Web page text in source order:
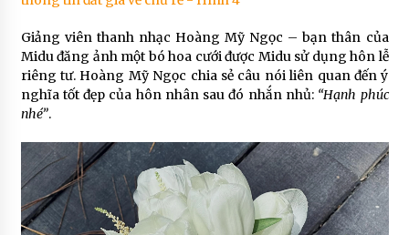
Giảng viên thanh nhạc Hoàng Mỹ Ngọc – bạn thân của
Midu đăng ảnh một bó hoa cưới được Midu sử dụng hôn lễ
riêng tư. Hoàng Mỹ Ngọc chia sẻ câu nói liên quan đến ý
nghĩa tốt đẹp của hôn nhân sau đó nhắn nhủ: “Hạnh phúc
nhé”.